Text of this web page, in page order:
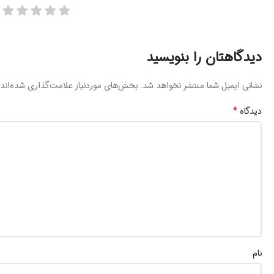
دیدگاهتان را بنویسید
نشانی ایمیل شما منتشر نخواهد شد. بخش‌های موردنیاز علامت‌گذاری
دیدگاه*
نام